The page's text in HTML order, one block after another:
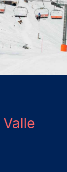
Valle